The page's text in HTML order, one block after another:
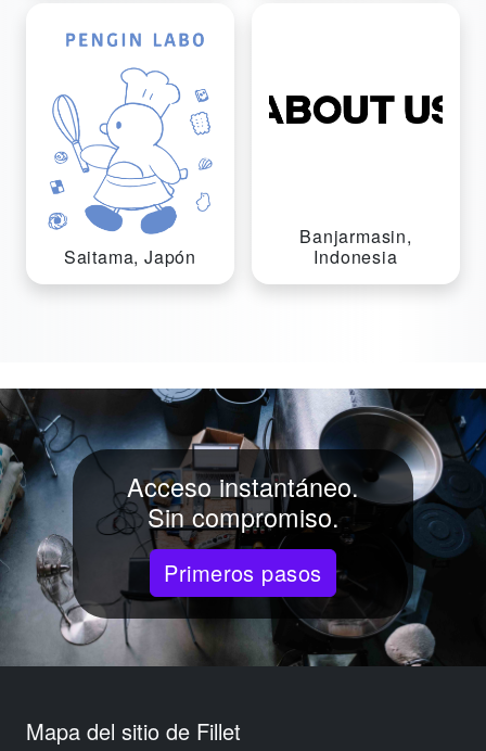
Saitama, Japón
Banjarmasin,
Indonesia
Acceso instantáneo.
Sin compromiso.
Primeros pasos
Mapa del sitio de Fillet